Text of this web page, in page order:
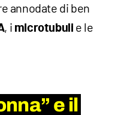
annodate di ben
, i microtubuli e le
e il